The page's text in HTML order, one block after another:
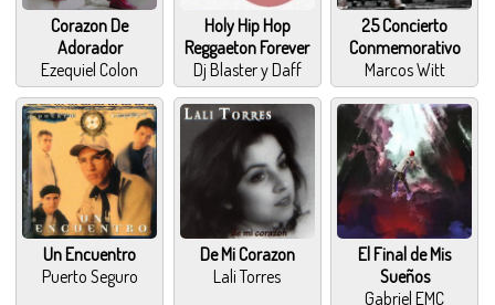
Corazon De
Adorador
Ezequiel Colon
Holy Hip Hop
Reggaeton Forever
Dj Blaster y Daff
25 Concierto
Conmemorativo
Marcos Witt
Un Encuentro
Puerto Seguro
De Mi Corazon
Lali Torres
El Final de Mis
Sueños
Gabriel EMC